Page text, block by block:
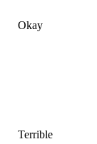
Okay
Terrible